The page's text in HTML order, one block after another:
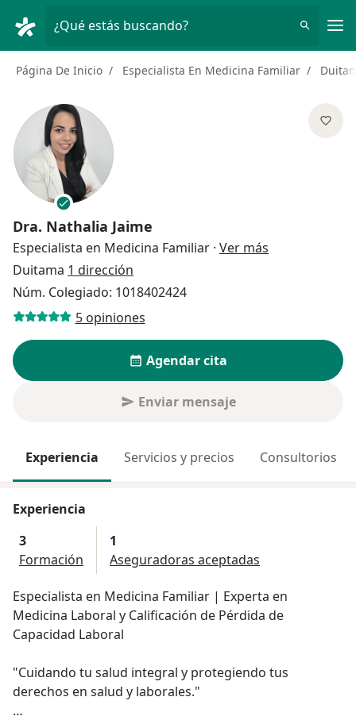
¿Qué estás buscando?
Página De Inicio Especialista En Medicina Familiar
Dra. Nathalia Jaime
Especialista en Medicina Familiar · Ver más
Duitama 1 dirección
Núm. Colegiado: 1018402424
5 opiniones
Agendar cita
Enviar mensaje
Experiencia Servicios y precios Consultorios
Experiencia
3
Formación
1
Aseguradoras aceptadas
Especialista en Medicina Familiar | Experta en
Medicina Laboral y Calificación de Pérdida de
Capacidad Laboral
"Cuidando tu salud integral y protegiendo tus
derechos en salud y laborales."